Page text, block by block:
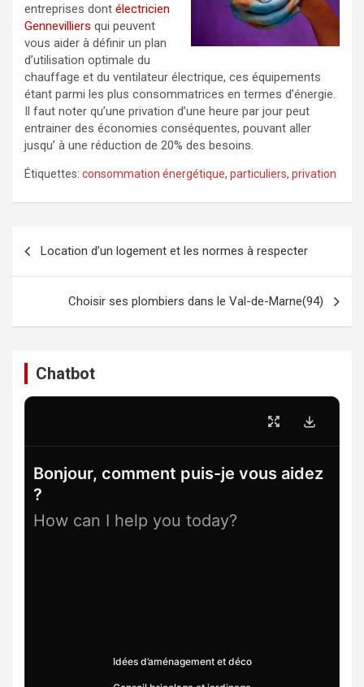
entreprises dont électricien
Gennevilliers qui peuvent
vous aider à définir un plan
d’utilisation optimale du
chauffage et du ventilateur électrique, ces équipements
étant parmi les plus consommatrices en termes d’énergie.
Il faut noter qu’une privation d’une heure par jour peut
entrainer des économies conséquentes, pouvant aller
jusqu’ à une réduction de 20% des besoins.
Étiquettes: consommation énergétique, particuliers, privation
l’article
Location d’un logement et les normes à respecter
Choisir ses plombiers dans le Val-de-Marne(94)
Chatbot
Bonjour, comment puis-je vous aidez
?
How can I help you today?
Idées d’aménagement et déco